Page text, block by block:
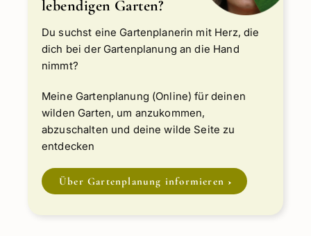
lebendigen Garten?
Du suchst eine Gartenplanerin mit Herz, die
dich bei der Gartenplanung an die Hand
nimmt?
Meine Gartenplanung (Online) für deinen
wilden Garten, um anzukommen,
abzuschalten und deine wilde Seite zu
entdecken
Über Gartenplanung informieren